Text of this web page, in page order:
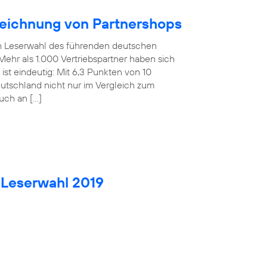
von Partnershops
des führenden deutschen
als 1.000 Vertriebspartner haben sich
eindeutig: Mit 6,3 Punkten von 10
nicht nur im Vergleich zum
an […]
2019